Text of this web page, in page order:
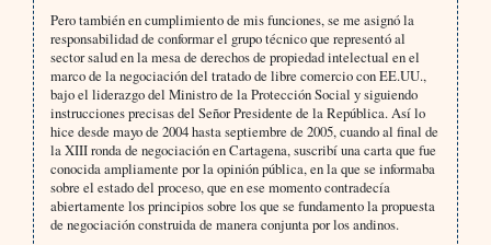
Pero también en cumplimiento de mis funciones, se me asignó la
responsabilidad de conformar el grupo técnico que representó al
sector salud en la mesa de derechos de propiedad intelectual en el
marco de la negociación del tratado de libre comercio con EE.UU.,
bajo el liderazgo del Ministro de la Protección Social y siguiendo
instrucciones precisas del Señor Presidente de la República. Así lo
hice desde mayo de 2004 hasta septiembre de 2005, cuando al final de
la XIII ronda de negociación en Cartagena, suscribí una carta que fue
conocida ampliamente por la opinión pública, en la que se informaba
sobre el estado del proceso, que en ese momento contradecía
abiertamente los principios sobre los que se fundamento la propuesta
de negociación construida de manera conjunta por los andinos.